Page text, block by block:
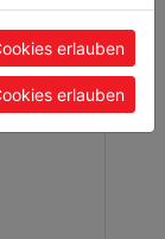
erlauben
erlauben